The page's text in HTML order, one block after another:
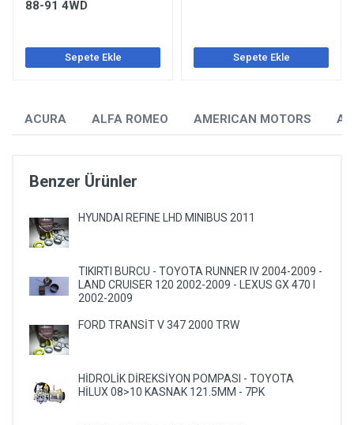
ACURA ALFA ROMEO AMERICAN MOTORS
Benzer Ürünler
HYUNDAI REFINE LHD MINIBUS 2011
TIKIRTI BURCU - TOYOTA RUNNER IV 2004-2009 -
LAND CRUISER 120 2002-2009 - LEXUS GX 470 I
2002-2009
FORD TRANSİT V 347 2000 TRW
HİDROLİK DİREKSİYON POMPASI - TOYOTA
HİLUX 08>10 KASNAK 121.5MM - 7PK
88-91 4WD
Sepete Ekle Sepete Ekle